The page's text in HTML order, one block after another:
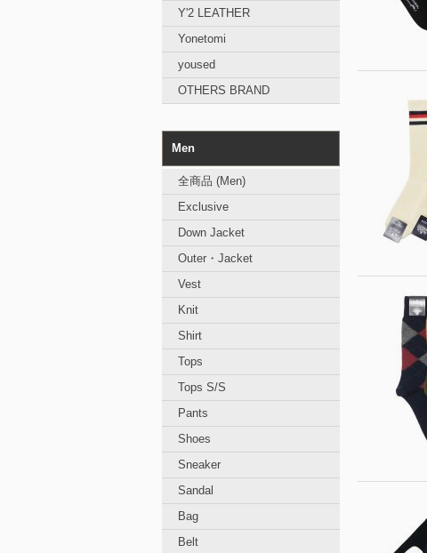
Y'2 LEATHER
Yonetomi
yoused
OTHERS BRAND
Men
全商品 (Men)
Exclusive
Down Jacket
Outer・Jacket
Vest
Knit
Shirt
Tops
Tops S/S
Pants
Shoes
Sneaker
Sandal
Bag
Belt